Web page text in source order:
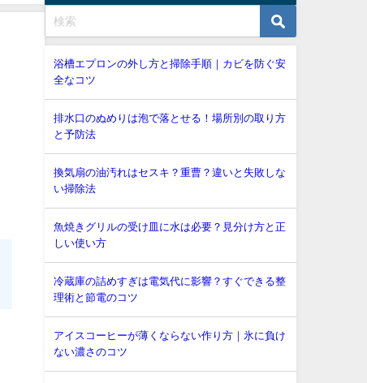
浴槽エプロンの外し方と掃除手順｜カビを防ぐ安
全なコツ
排水口のぬめりは泡で落とせる！場所別の取り方
と予防法
換気扇の油汚れはセスキ？重曹？違いと失敗しな
い掃除法
魚焼きグリルの受け皿に水は必要？見分け方と正
しい使い方
冷蔵庫の詰めすぎは電気代に影響？すぐできる整
理術と節電のコツ
アイスコーヒーが薄くならない作り方｜氷に負け
ない濃さのコツ